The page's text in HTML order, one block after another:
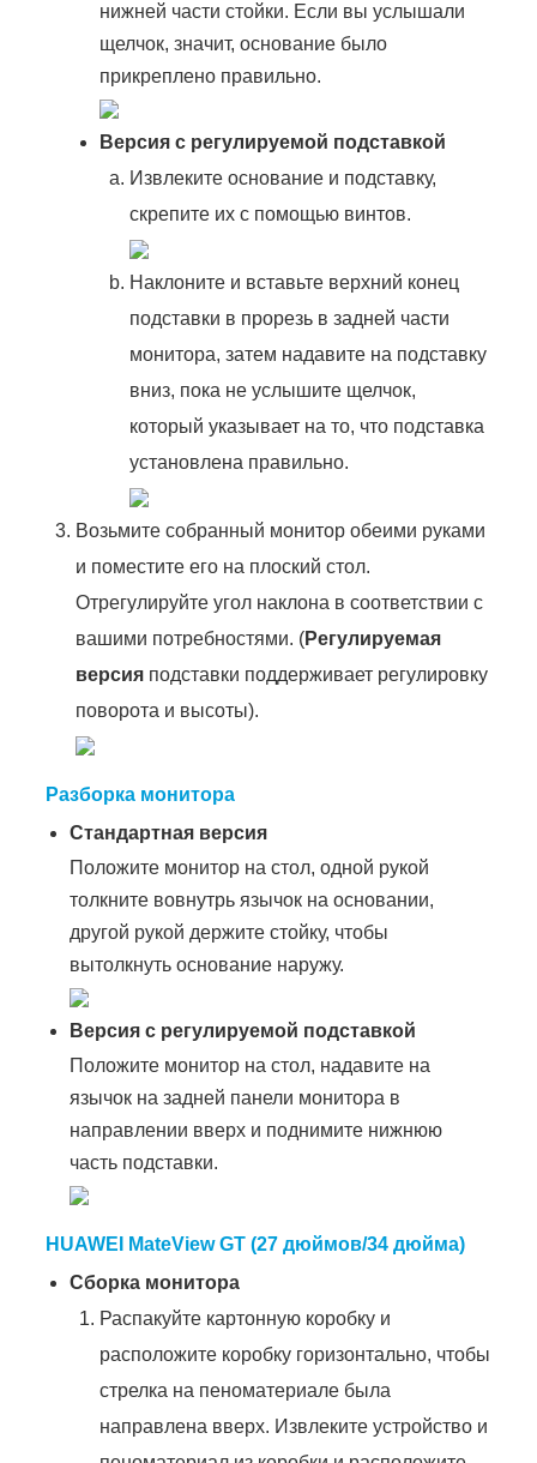
нижней части стойки. Если вы услышали
щелчок, значит, основание было
прикреплено правильно.
Версия с регулируемой подставкой
Извлеките основание и подставку,
скрепите их с помощью винтов.
Наклоните и вставьте верхний конец
подставки в прорезь в задней части
монитора, затем надавите на подставку
вниз, пока не услышите щелчок,
который указывает на то, что подставка
установлена правильно.
Возьмите собранный монитор обеими руками
и поместите его на плоский стол.
Отрегулируйте угол наклона в соответствии с
вашими потребностями. (Регулируемая
версия подставки поддерживает регулировку
поворота и высоты).
Разборка монитора
Стандартная версия
Положите монитор на стол, одной рукой
толкните вовнутрь язычок на основании,
другой рукой держите стойку, чтобы
вытолкнуть основание наружу.
Версия с регулируемой подставкой
Положите монитор на стол, надавите на
язычок на задней панели монитора в
направлении вверх и поднимите нижнюю
часть подставки.
HUAWEI MateView GT (27 дюймов/34 дюйма)
Сборка монитора
Распакуйте картонную коробку и
расположите коробку горизонтально, чтобы
стрелка на пеноматериале была
направлена вверх. Извлеките устройство и